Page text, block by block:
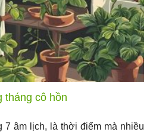
tháng cô hồn
7 âm lịch, là thời điểm mà nhiều